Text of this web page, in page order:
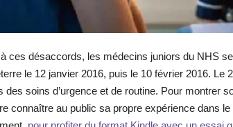
ces désaccords, les médecins juniors du NHS
le 12 janvier 2016, puis le 10 février 2016.
des soins d’urgence et de routine. Pour montrer
connaître au public sa propre expérience dans